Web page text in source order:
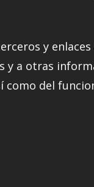
y
a otras
como del